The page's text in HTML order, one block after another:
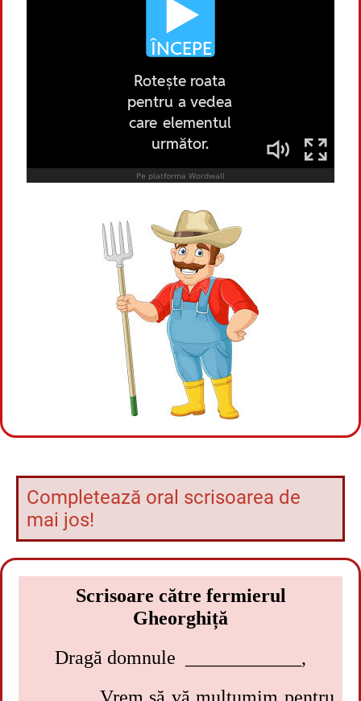
Completează oral scrisoarea de
mai jos!
Scrisoare către fermierul
Gheorghiță
Dragă domnule ____________,
Vrem să vă mulțumim pentru